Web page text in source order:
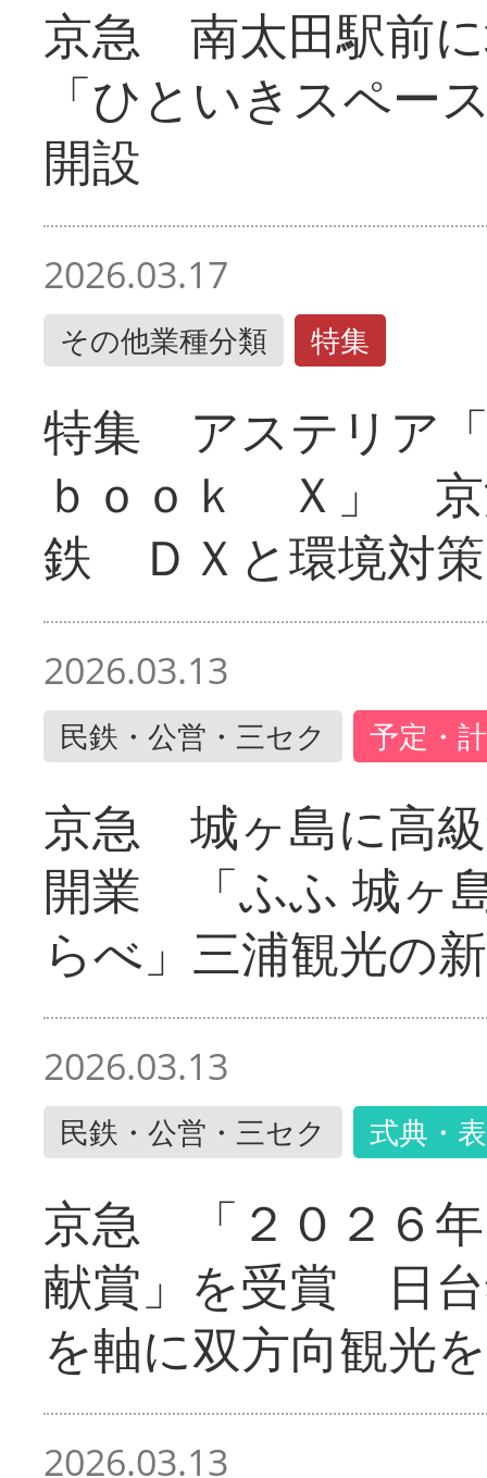
京急 南太田駅前
「ひといきスペー
開設
2026.03.17
その他業種分類 特集
特集 アステリア
ｂｏｏｋ Ｘ」 京
鉄 ＤＸと環境対策
2026.03.13
民鉄・公営・三セク 予定・
京急 城ヶ島に高
開業 「ふふ 城ヶ
らべ」三浦観光の
2026.03.13
民鉄・公営・三セク 式典・
京急 「２０２６
献賞」を受賞 日
を軸に双方向観光
2026.03.13